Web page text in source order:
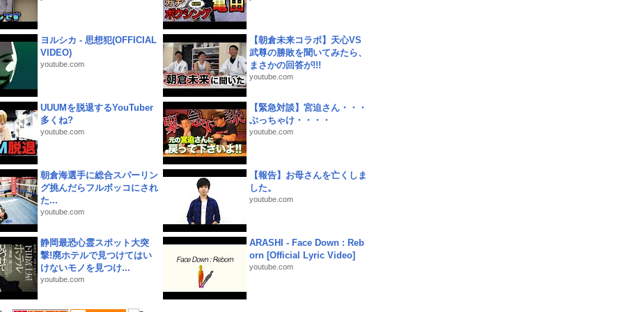
ヨルシカ - 思想犯(OFFICIAL
VIDEO)
youtube.com
【朝倉未来コラボ】天心VS
武尊の勝敗を聞いてみたら、
まさかの回答が!!!
youtube.com
UUUMを脱退するYouTuber
多くね?
youtube.com
【緊急対談】宮迫さん・・・
ぶっちゃけ・・・・
youtube.com
朝倉海選手に総合スパーリン
グ挑んだらフルボッコにされ
た...
youtube.com
【報告】お母さんを亡くしま
した。
youtube.com
静岡最恐心霊スポット大突
撃!廃ホテルで見つけてはい
けないモノを見つけ...
youtube.com
ARASHI - Face Down : Reb
orn [Official Lyric Video]
youtube.com